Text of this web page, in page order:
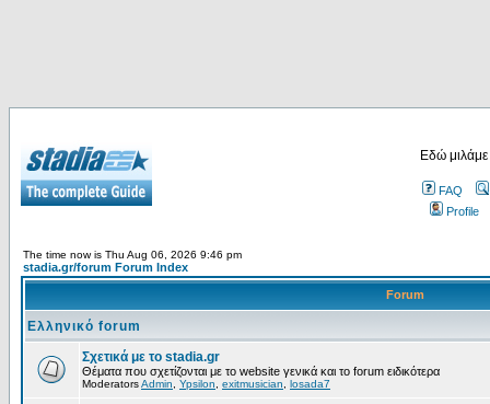
Εδώ
FAQ
Profile
The time now is Thu Aug 06, 2026 9:46 pm
stadia.gr/forum Forum Index
Forum
Ελληνικό forum
Σχετικά με το stadia.gr
Θέματα που σχετίζονται με το website γενικά και το forum ειδικότερα
ModeratorsAdmin Ypsilon exitmusician losada7